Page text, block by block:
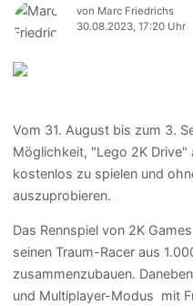
von Marc Friedrichs
30.08.2023, 17:20 Uhr
Vom 31. August bis zum 3.
Möglichkeit, "Lego 2K
kostenlos zu spielen und
auszuprobieren.
Das Rennspiel von 2K
seinen Traum-Racer aus
zusammenzubauen.
und Multiplayer-Modus mit